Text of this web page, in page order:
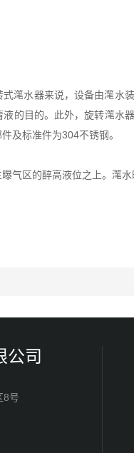
滗水器来说，设备由滗水
的目的。此外，旋转滗
及标准件为304不锈钢。
气区的醉高液位之上。滗
公司
8号